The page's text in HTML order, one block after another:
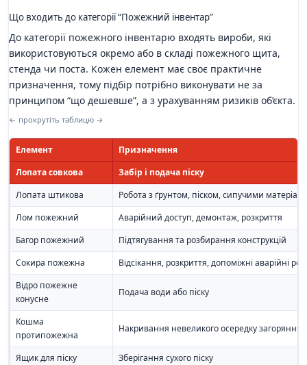
Що входить до категорії “Пожежний інвентар”
До категорії пожежного інвентарю входять вироби, які
використовуються окремо або в складі пожежного щита,
стенда чи поста. Кожен елемент має своє практичне
призначення, тому підбір потрібно виконувати не за
принципом “що дешевше”, а з урахуванням ризиків об’єкта.
← прокрутіть таблицю →
Елемент
Призначення
Лопата совкова
Забір і подача піску
Лопата штикова
Робота з ґрунтом, піском, сипучими
Лом пожежний
Аварійний доступ, демонтаж, розкриття
Багор пожежний
Підтягування та розбирання конструкцій
Сокира пожежна
Відсікання, розкриття, допоміжні аварійні
Відро пожежне
конусне
Подача води або піску
Кошма
протипожежна
Накривання невеликого осередку загоряння
Ящик для піску
Зберігання сухого піску